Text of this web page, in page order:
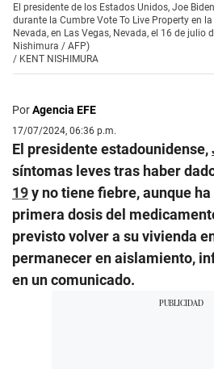
El presidente de los Estados Unidos, Joe
durante la Cumbre Vote To Live Property en
Nevada, en Las Vegas, Nevada, el 16 de julio
Nishimura / AFP)
/ KENT NISHIMURA
PorAgencia EFE
17/07/2024, 06:36 p.m.
El presidente estadounidense,
síntomas leves tras haber
19y no tiene fiebre, aunque
primera dosis del
previsto volver a su vivienda
permanecer en aislamiento,
en un comunicado.